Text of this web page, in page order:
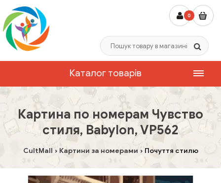
0
Каталог товарів
Картина по номерам Чувство
стиля, Babylon, VP562
CultMall Картини за номерами Почуття стилю